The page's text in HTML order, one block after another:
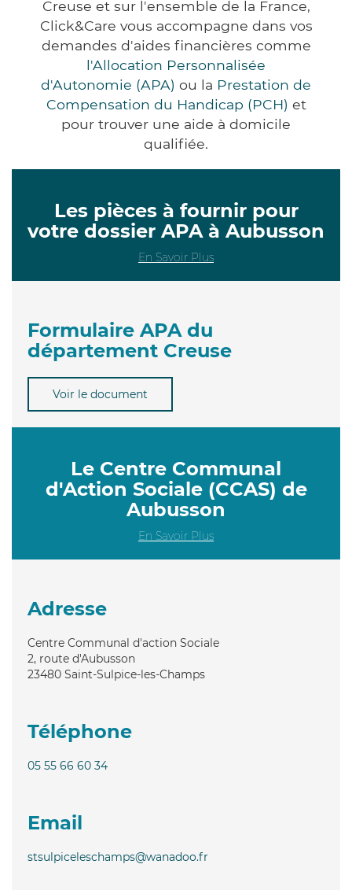
Creuse et sur l'ensemble de la France,
Click&Care vous accompagne dans vos
demandes d'aides financières comme
l'Allocation Personnalisée
d'Autonomie (APA) ou la Prestation de
Compensation du Handicap (PCH) et
pour trouver une aide à domicile
qualifiée.
Les pièces à fournir pour
votre dossier APA à Aubusson
En Savoir Plus
Formulaire APA du
département Creuse
Voir le document
Le Centre Communal
d'Action Sociale (CCAS) de
Aubusson
En Savoir Plus
Adresse
Centre Communal d'action Sociale
2, route d'Aubusson
23480 Saint-Sulpice-les-Champs
Téléphone
05 55 66 60 34
Email
stsulpiceleschamps@wanadoo.fr